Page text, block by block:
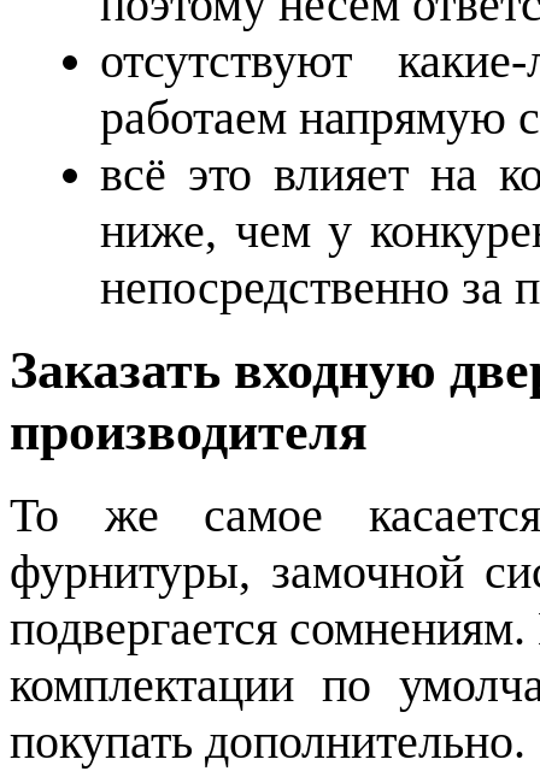
отсутствуют
работаем напрямую
всё это влияет на
ниже, чем у
непосредственно за
Заказать входную
производителя
То же самое
фурнитуры, замочной
подвергается
комплектации по
покупать дополнительно.